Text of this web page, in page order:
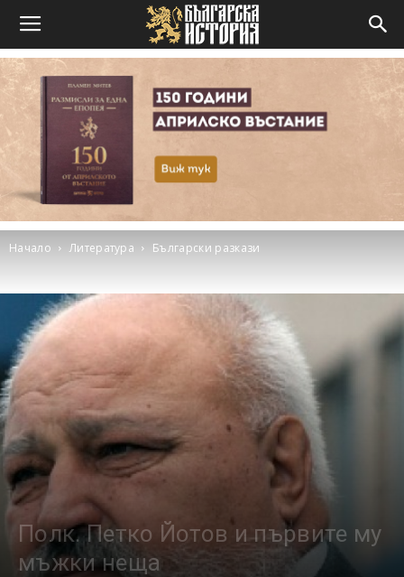
Начало Литература Български разкази
Полк. Петко Йотов и първите му
мъжки неща